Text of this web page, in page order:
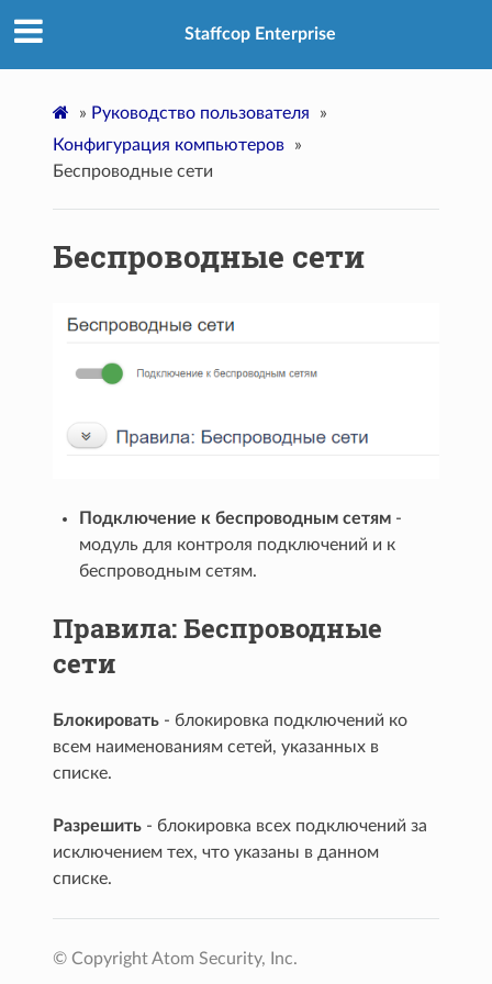
Staffcop Enterprise
» Руководство пользователя
»
Конфигурация компьютеров
»
Беспроводные сети
Беспроводные сети
Подключение к беспроводным сетям -
модуль для контроля подключений и к
беспроводным сетям.
Правила: Беспроводные
сети
Блокировать - блокировка подключений ко
всем наименованиям сетей, указанных в
списке.
Разрешить - блокировка всех подключений за
исключением тех, что указаны в данном
списке.
© Copyright Atom Security, Inc.